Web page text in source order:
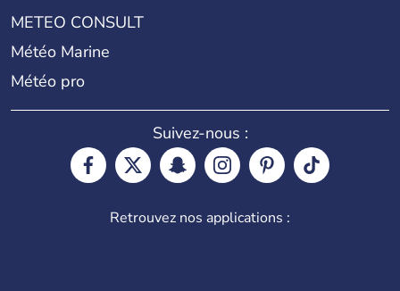
METEO CONSULT
Météo Marine
Météo pro
Suivez-nous :
Retrouvez nos applications :